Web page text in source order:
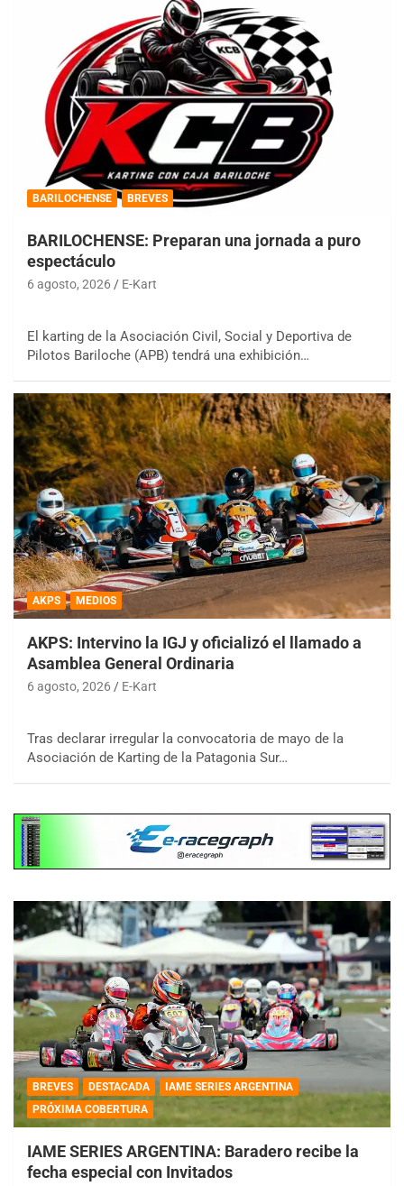
BARILOCHENSE BREVES
BARILOCHENSE: Preparan una jornada a puro
espectáculo
6 agosto, 2026 E-Kart
El karting de la Asociación Civil, Social y Deportiva de
Pilotos Bariloche (APB) tendrá una exhibición…
AKPS MEDIOS
AKPS: Intervino la IGJ y oficializó el llamado a
Asamblea General Ordinaria
6 agosto, 2026 E-Kart
Tras declarar irregular la convocatoria de mayo de la
Asociación de Karting de la Patagonia Sur…
BREVES DESTACADA
IAME SERIES ARGENTINA
PRÓXIMA COBERTURA
IAME SERIES ARGENTINA: Baradero recibe la
fecha especial con Invitados